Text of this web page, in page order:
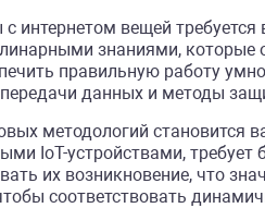
интернетом вещей
знаниями, которые
правильную работу
данных и методы
методологий
IoT-устройствами,
их возникновение, что
соответствовать